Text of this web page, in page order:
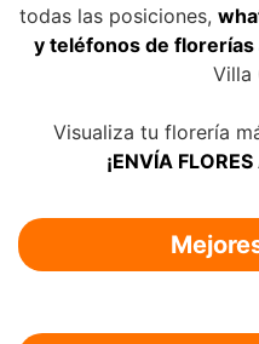
todas las posiciones,
y teléfonos de
Villa
Visualiza tu florería
¡ENVÍA